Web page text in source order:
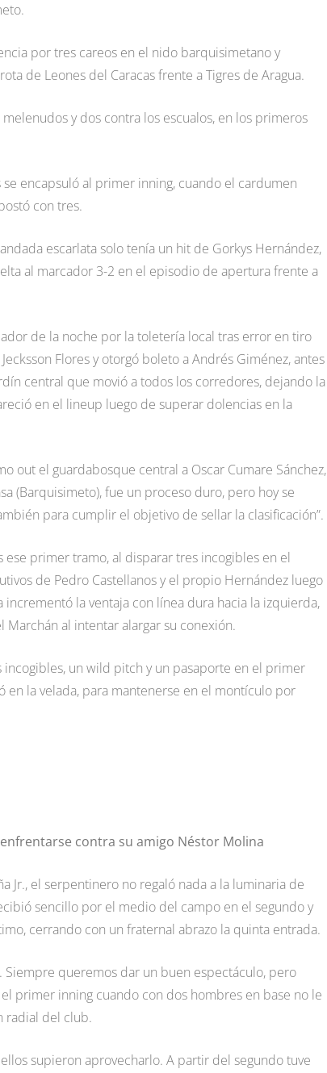
por tres careos en el nido barquisimetano y
de Leones del Caracas frente a Tigres de Aragua.
y dos contra los escualos, en los primeros
encapsuló al primer inning, cuando el cardumen
con tres.
escarlata solo tenía un hit de Gorkys Hernández,
al marcador 3-2 en el episodio de apertura frente a
de la noche por la toletería local tras error en tiro
Flores y otorgó boleto a Andrés Giménez, antes
central que movió a todos los corredores, dejando la
en el lineup luego de superar dolencias en la
out el guardabosque central a Oscar Cumare Sánchez,
(Barquisimeto), fue un proceso duro, pero hoy se
para cumplir el objetivo de sellar la clasificación”.
primer tramo, al disparar tres incogibles en el
de Pedro Castellanos y el propio Hernández luego
incrementó la ventaja con línea dura hacia la izquierda,
al intentar alargar su conexión.
un wild pitch y un pasaporte en el primer
en la velada, para mantenerse en el montículo por
contra su amigo Néstor Molina
Jr., el serpentinero no regaló nada a la luminaria de
sencillo por el medio del campo en el segundo y
cerrando con un fraternal abrazo la quinta entrada.
Siempre queremos dar un buen espectáculo, pero
primer inning cuando con dos hombres en base no le
radial del club.
supieron aprovecharlo. A partir del segundo tuve